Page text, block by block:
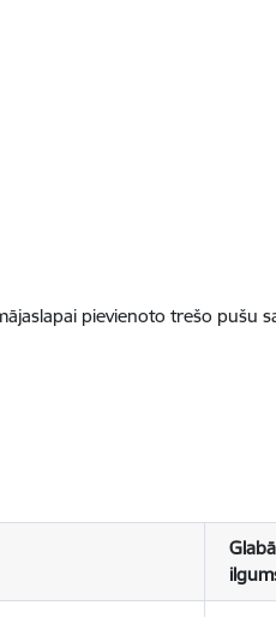
pievienoto trešo pušu